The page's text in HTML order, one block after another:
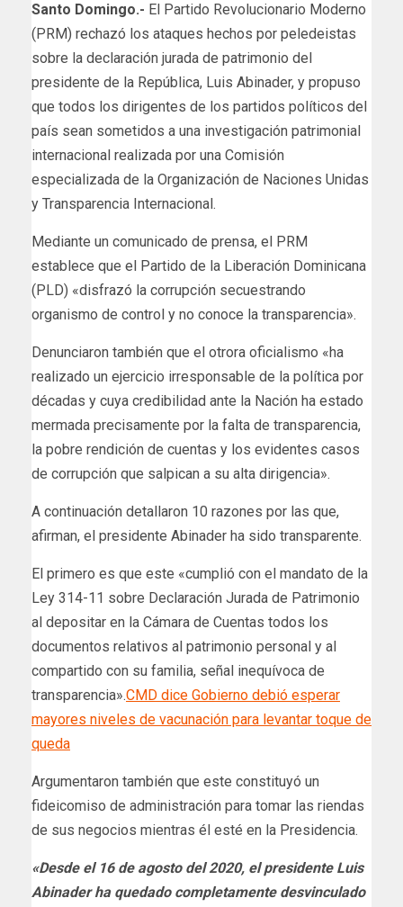
Santo Domingo.- El Partido Revolucionario Moderno
(PRM) rechazó los ataques hechos por peledeistas
sobre la declaración jurada de patrimonio del
presidente de la República, Luis Abinader, y propuso
que todos los dirigentes de los partidos políticos del
país sean sometidos a una investigación patrimonial
internacional realizada por una Comisión
especializada de la Organización de Naciones Unidas
y Transparencia Internacional.
Mediante un comunicado de prensa, el PRM
establece que el Partido de la Liberación Dominicana
(PLD) «disfrazó la corrupción secuestrando
organismo de control y no conoce la transparencia».
Denunciaron también que el otrora oficialismo «ha
realizado un ejercicio irresponsable de la política por
décadas y cuya credibilidad ante la Nación ha estado
mermada precisamente por la falta de transparencia,
la pobre rendición de cuentas y los evidentes casos
de corrupción que salpican a su alta dirigencia».
A continuación detallaron 10 razones por las que,
afirman, el presidente Abinader ha sido transparente.
El primero es que este «cumplió con el mandato de la
Ley 314-11 sobre Declaración Jurada de Patrimonio
al depositar en la Cámara de Cuentas todos los
documentos relativos al patrimonio personal y al
compartido con su familia, señal inequívoca de
transparencia».CMD dice Gobierno debió esperar
mayores niveles de vacunación para levantar toque de
queda
Argumentaron también que este constituyó un
fideicomiso de administración para tomar las riendas
de sus negocios mientras él esté en la Presidencia.
«Desde el 16 de agosto del 2020, el presidente Luis
Abinader ha quedado completamente desvinculado